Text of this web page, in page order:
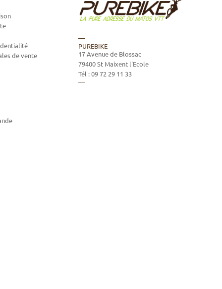
de vente
PUREBIKE
17 Avenue de Blossac
79400St Maixent l'Ecole
Tél :09 72 29 11 33